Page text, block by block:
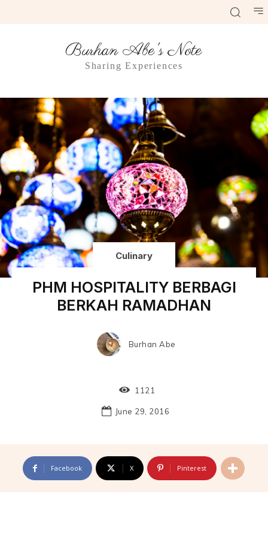
Burhan Abe's Note
Sharing Experiences
Culinary
PHM HOSPITALITY BERBAGI
BERKAH RAMADHAN
Burhan Abe
1121
June 29, 2016
Facebook X Pinterest